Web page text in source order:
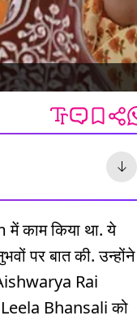
काम किया था. ये
पर बात की. उन्होंने
Rai
Leela Bhansali को